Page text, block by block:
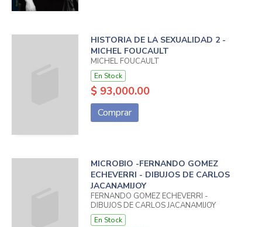
HISTORIA DE LA SEXUALIDAD 2 -
MICHEL FOUCAULT
MICHEL FOUCAULT
En Stock
$ 93,000.00
Comprar
MICROBIO -FERNANDO GOMEZ
ECHEVERRI - DIBUJOS DE CARLOS
JACANAMIJOY
FERNANDO GOMEZ ECHEVERRI -
DIBUJOS DE CARLOS JACANAMIJOY
En Stock